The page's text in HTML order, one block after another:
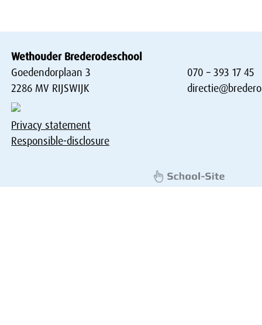
Wethouder Brederodeschool
Goedendorplaan 3
2286 MV RIJSWIJK
070 – 393 17 45
Privacy statement
Responsible-disclosure